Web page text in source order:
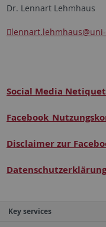
Dr. Lennart Lehmhaus
lennart.lehmhaus
Social Media
Disclaimer zur
Key services